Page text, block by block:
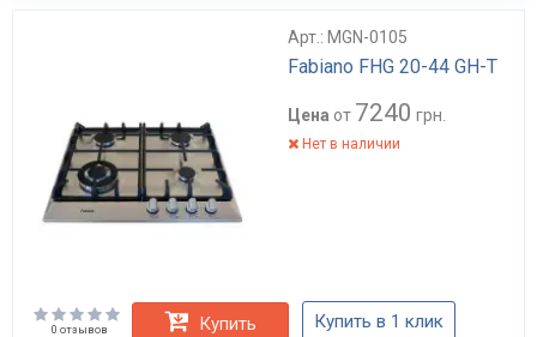
Арт.: MGN-0105
Fabiano FHG 20-44 GH-T
Цена от 7240 грн.
Нет в наличии
0 отзывов Купить Купить в 1 клик